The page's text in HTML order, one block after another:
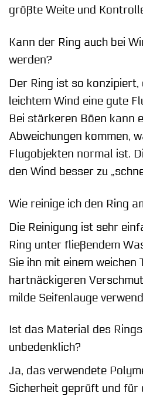
größte Weite und
Kann der Ring auch bei
werden?
Der Ring ist so konzipiert,
leichtem Wind eine gute
Bei stärkeren Böen kann
Abweichungen kommen,
Flugobjekten normal ist.
den Wind besser zu
Wie reinige ich den Ring
Die Reinigung ist sehr
Ring unter fließendem
Sie ihn mit einem weichen
hartnäckigeren
milde Seifenlauge
Ist das Material des
unbedenklich?
Ja, das verwendete
Sicherheit geprüft und für